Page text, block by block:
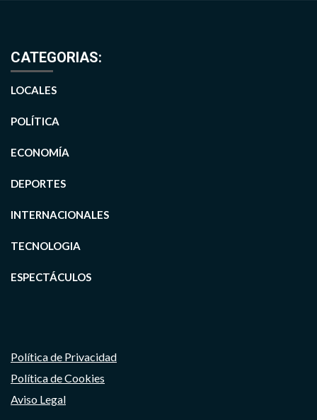
CATEGORIAS:
LOCALES
POLÍTICA
ECONOMÍA
DEPORTES
INTERNACIONALES
TECNOLOGIA
ESPECTÁCULOS
Política de Privacidad
Política de Cookies
Aviso Legal